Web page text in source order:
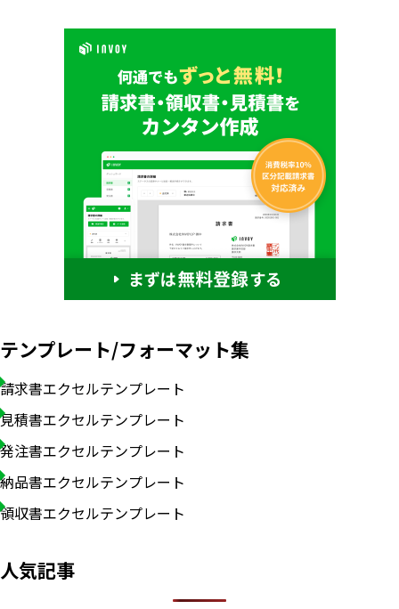
テンプレート/フォーマット集
請求書エクセルテンプレート
見積書エクセルテンプレート
発注書エクセルテンプレート
納品書エクセルテンプレート
領収書エクセルテンプレート
人気記事